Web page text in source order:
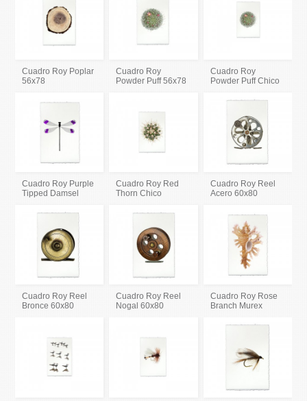
Cuadro Roy Poplar
56x78
Cuadro Roy
Powder Puff 56x78
Cuadro Roy
Powder Puff Chico
Cuadro Roy Purple
Tipped Damsel
Cuadro Roy Red
Thorn Chico
Cuadro Roy Reel
Acero 60x80
Cuadro Roy Reel
Bronce 60x80
Cuadro Roy Reel
Nogal 60x80
Cuadro Roy Rose
Branch Murex